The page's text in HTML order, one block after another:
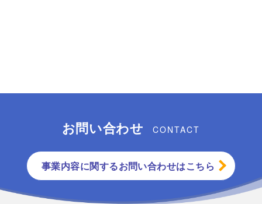
お問い合わせ CONTACT
事業内容に関するお問い合わせはこちら